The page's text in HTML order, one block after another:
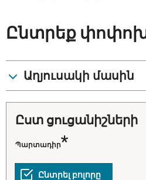
Ընտրեք
Աղյուսակի մասին
ըստ ցուցանիշների
Պարտադիր